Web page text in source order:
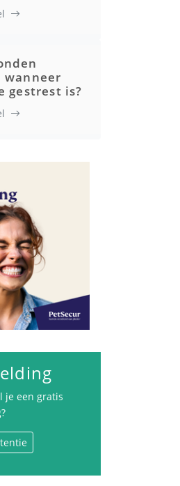
wanneer
gestrest is?
je een gratis